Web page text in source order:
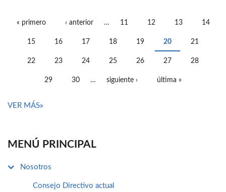
« primero ‹ anterior … 11 12 13 14
15 16 17 18 19 20 21
22 23 24 25 26 27 28
29 30 … siguiente › última »
VER MÁS
MENÚ PRINCIPAL
Nosotros
Consejo Directivo actual